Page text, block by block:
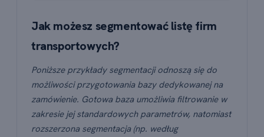
Jak możesz segmentować listę firm
transportowych?
Poniższe przykłady segmentacji odnoszą się do
możliwości przygotowania bazy dedykowanej na
zamówienie. Gotowa baza umożliwia filtrowanie w
zakresie jej standardowych parametrów, natomiast
rozszerzona segmentacja (np. według